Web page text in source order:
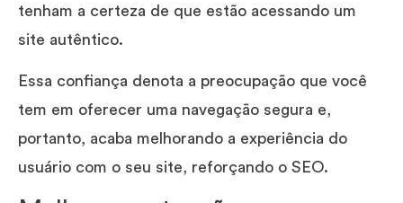
tenham a certeza de que estão acessando um
site autêntico.
Essa confiança denota a preocupação que você
tem em oferecer uma navegação segura e,
portanto, acaba melhorando a experiência do
usuário com o seu site, reforçando o SEO.